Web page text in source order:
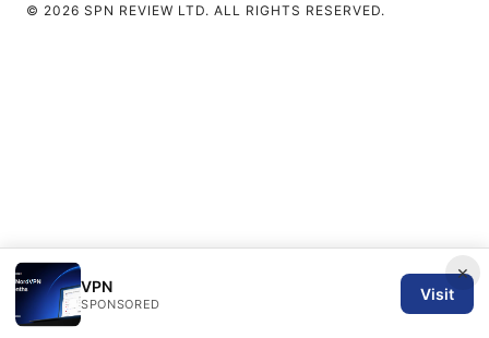
×
VPN
SPONSORED
Visit
© 2026 SPN REVIEW LTD. ALL RIGHTS RESERVED.